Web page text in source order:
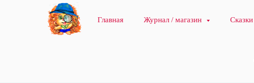
Главная Журнал / магазин Сказки